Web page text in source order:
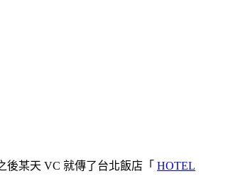
某天 VC 就傳了台北飯店「 HOTEL